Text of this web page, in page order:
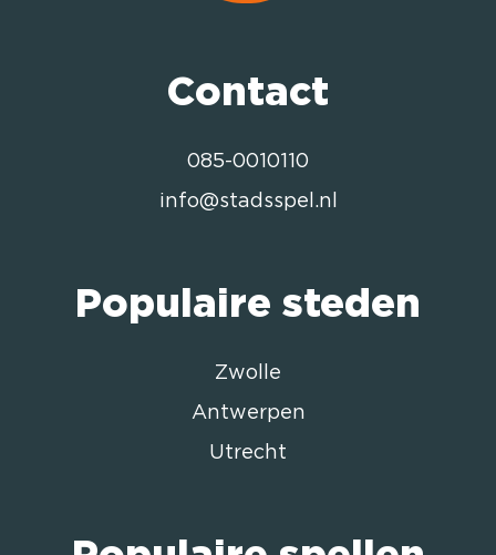
Contact
085-0010110
info@stadsspel.nl
Populaire steden
Zwolle
Antwerpen
Utrecht